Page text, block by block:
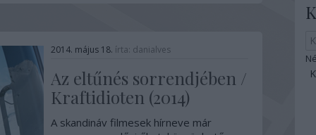
2014. május 18. írta: danialves
Az eltűnés sorrendjében /
Kraftidioten (2014)
A skandináv filmesek hírneve már